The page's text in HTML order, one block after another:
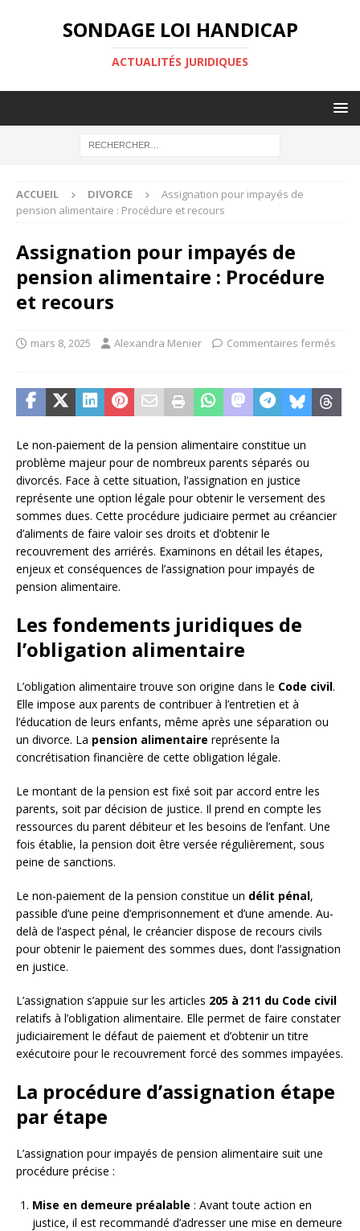
SONDAGE LOI HANDICAP
ACTUALITÉS JURIDIQUES
ACCUEIL DIVORCE
Assignation pour impayés de
pension alimentaire : Procédure et recours
Assignation pour impayés de
pension alimentaire : Procédure
et recours
mars 8, 2025 Alexandra Menier Commentaires fermés
Le non-paiement de la pension alimentaire constitue un
problème majeur pour de nombreux parents séparés ou
divorcés. Face à cette situation, l’assignation en justice
représente une option légale pour obtenir le versement des
sommes dues. Cette procédure judiciaire permet au créancier
d’aliments de faire valoir ses droits et d’obtenir le
recouvrement des arriérés. Examinons en détail les étapes,
enjeux et conséquences de l’assignation pour impayés de
pension alimentaire.
Les fondements juridiques de
l’obligation alimentaire
L’obligation alimentaire trouve son origine dans le Code civil.
Elle impose aux parents de contribuer à l’entretien et à
l’éducation de leurs enfants, même après une séparation ou
un divorce. La pension alimentaire représente la
concrétisation financière de cette obligation légale.
Le montant de la pension est fixé soit par accord entre les
parents, soit par décision de justice. Il prend en compte les
ressources du parent débiteur et les besoins de l’enfant. Une
fois établie, la pension doit être versée régulièrement, sous
peine de sanctions.
Le non-paiement de la pension constitue un délit pénal,
passible d’une peine d’emprisonnement et d’une amende. Au-
delà de l’aspect pénal, le créancier dispose de recours civils
pour obtenir le paiement des sommes dues, dont l’assignation
en justice.
L’assignation s’appuie sur les articles 205 à 211 du Code civil
relatifs à l’obligation alimentaire. Elle permet de faire constater
judiciairement le défaut de paiement et d’obtenir un titre
exécutoire pour le recouvrement forcé des sommes impayées.
La procédure d’assignation étape
par étape
L’assignation pour impayés de pension alimentaire suit une
procédure précise :
Mise en demeure préalable : Avant toute action en
justice, il est recommandé d’adresser une mise en demeure